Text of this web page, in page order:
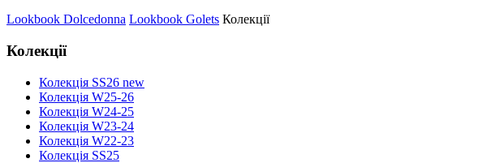
Lookbook Dolcedonna Lookbook Golets Колекції
Колекції
Колекція SS26 new
Колекція W25-26
Колекція W24-25
Колекція W23-24
Колекція W22-23
Колекція SS25